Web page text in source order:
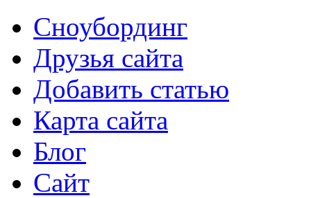
Сноубординг
Друзья сайта
Добавить статью
Карта сайта
Блог
Сайт